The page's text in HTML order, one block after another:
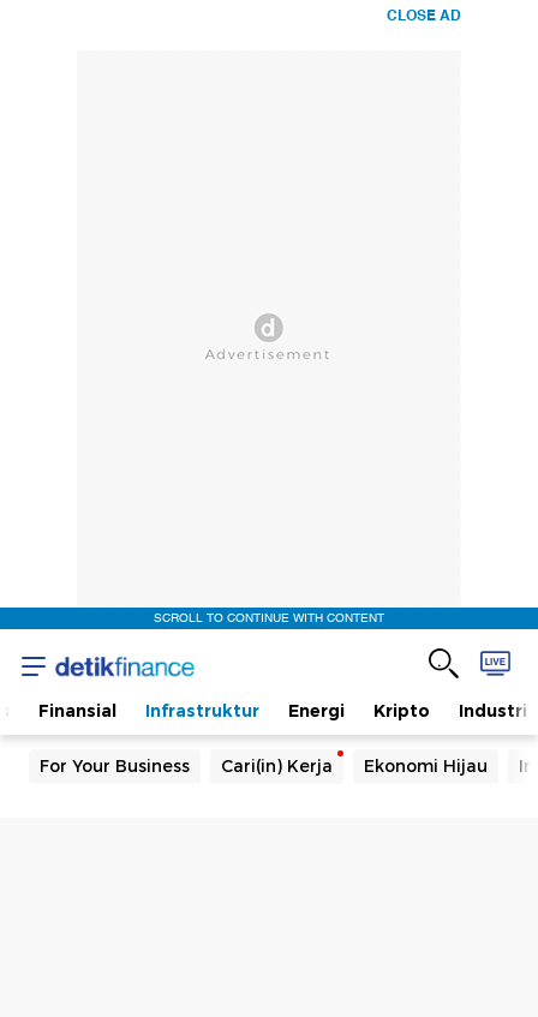
CLOSE AD
SCROLL TO CONTINUE WITH CONTENT
Finansial Infrastruktur Energi Kripto Industri
For Your Business Cari(in) Kerja Ekonomi Hijau